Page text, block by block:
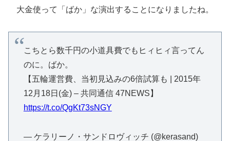
大金使って「ばか」な演出することになりましたね。
こちとら数千円の小道具費でもヒィヒィ言ってん
のに。ばか。
【五輪運営費、当初見込みの6倍試算も | 2015年
12月18日(金) – 共同通信 47NEWS】
https://t.co/QgKt73sNGY
— ケラリーノ・サンドロヴィッチ (@kerasand)